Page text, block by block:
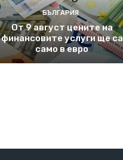
БЪЛГАРИЯ
От 9 август цените на
финансовите услуги ще са
само в евро